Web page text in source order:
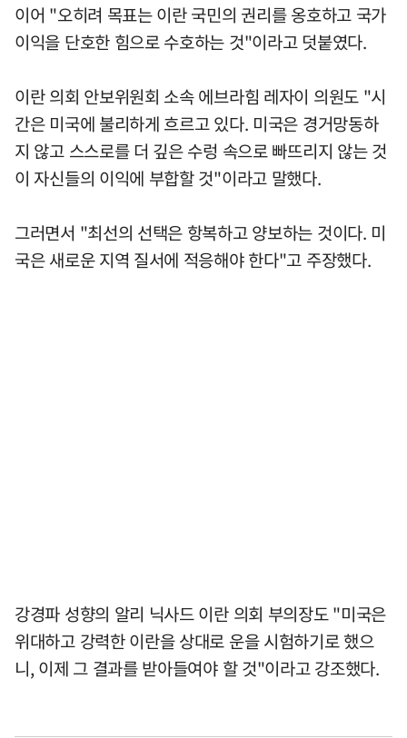
이어 "오히려 목표는 이란 국민의 권리를 옹호하고 국가
이익을 단호한 힘으로 수호하는 것"이라고 덧붙였다.
이란 의회 안보위원회 소속 에브라힘 레자이 의원도 "시
간은 미국에 불리하게 흐르고 있다. 미국은 경거망동하
지 않고 스스로를 더 깊은 수렁 속으로 빠뜨리지 않는 것
이 자신들의 이익에 부합할 것"이라고 말했다.
그러면서 "최선의 선택은 항복하고 양보하는 것이다. 미
국은 새로운 지역 질서에 적응해야 한다"고 주장했다.
강경파 성향의 알리 닉사드 이란 의회 부의장도 "미국은
위대하고 강력한 이란을 상대로 운을 시험하기로 했으
니, 이제 그 결과를 받아들여야 할 것"이라고 강조했다.